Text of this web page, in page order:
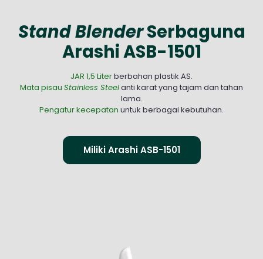
Stand BlenderSerbaguna
Arashi ASB-1501
JAR 1,5 Literberbahan plastik AS.
Mata pisau Stainless Steelanti karat yang tajam dan tahan
lama.
Pengatur kecepatan untuk berbagai kebutuhan.
Miliki Arashi ASB-1501